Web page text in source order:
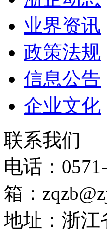
业界资讯
政策法规
信息公告
企业文化
联系我们
电话：
箱：
地址：浙江